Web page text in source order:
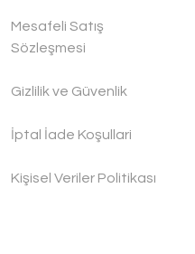
Mesafeli Satış
Sözleşmesi
Gizlilik ve Güvenlik
İptal İade Koşullari
Kişisel Veriler Politikası